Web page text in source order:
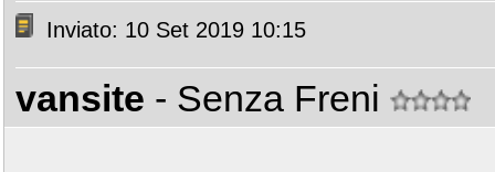
Inviato: 10 Set 2019 10:15
vansite - Senza Freni